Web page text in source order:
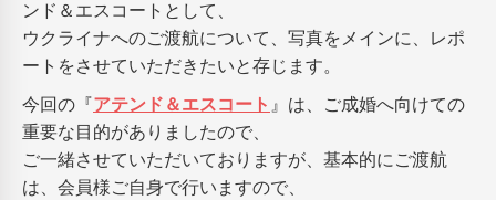
ンド＆エスコートとして、
ウクライナへのご渡航について、写真をメインに、レポ
ートをさせていただきたいと存じます。
今回の『アテンド＆エスコート 』は、ご成婚へ向けての
重要な目的がありましたので、
ご一緒させていただいておりますが、基本的にご渡航
は、会員様ご自身で行いますので、